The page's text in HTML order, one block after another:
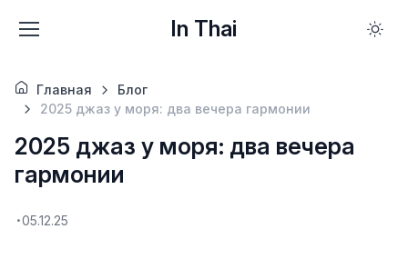
In Thai
Главная
Блог
2025 джаз у моря: два вечера гармонии
2025 джаз у моря: два вечера
гармонии
05.12.25